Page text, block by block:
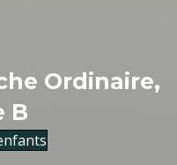
Ordinaire,
B